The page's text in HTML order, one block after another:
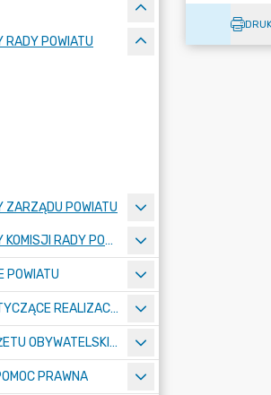
RADY POWIATU
ZARZĄDU POWIATU
UCHWAŁY KOMISJI RADY POWIATU
POWIATU
PROGRAMY DOTYCZĄCE REALIZACJI ZADAŃ PUBLICZNYCH
PROGRAM BUDŻETU OBYWATELSKIEGO POWIATU BYDGOSKIEGO
PRAWNA